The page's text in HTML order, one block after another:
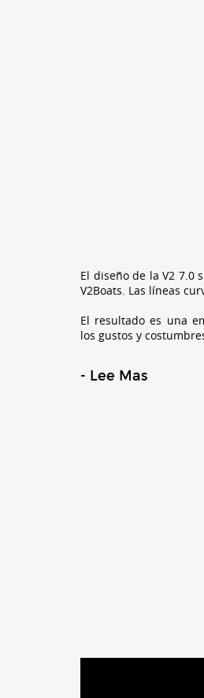
El diseño de la V2 7.0
V2Boats. Las líneas
El resultado es una
los gustos y
- Lee Mas